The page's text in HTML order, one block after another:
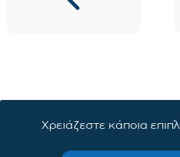
Χρειάζεστε κάποια